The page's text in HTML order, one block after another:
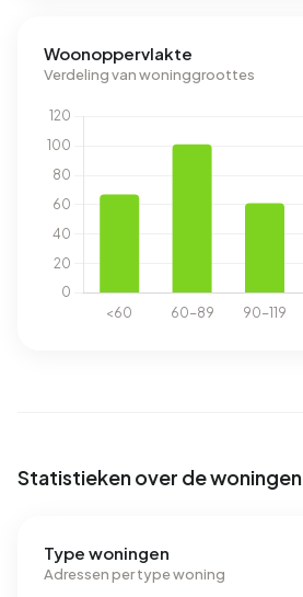
Woonoppervlakte
Verdeling van woninggroottes
Statistieken over de woningen
Type woningen
Adressen per type woning